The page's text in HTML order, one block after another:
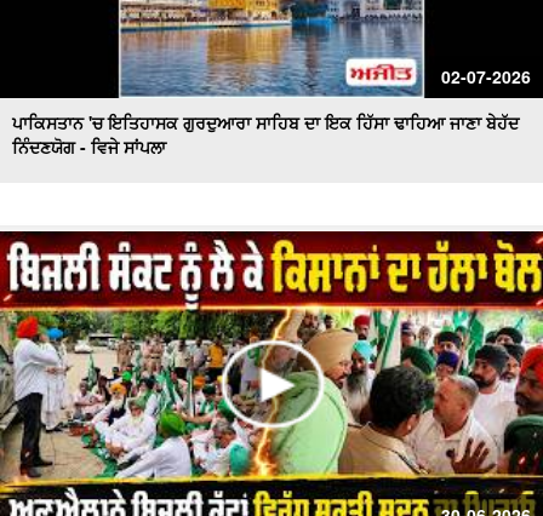
02-07-2026
ਪਾਕਿਸਤਾਨ 'ਚ ਇਤਿਹਾਸਕ ਗੁਰਦੁਆਰਾ ਸਾਹਿਬ ਦਾ ਇਕ ਹਿੱਸਾ ਢਾਹਿਆ ਜਾਣਾ ਬੇਹੱਦ
ਨਿੰਦਣਯੋਗ - ਵਿਜੇ ਸਾਂਪਲਾ